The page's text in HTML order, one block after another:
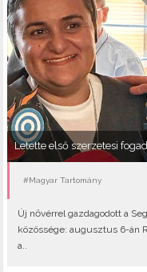
Letette első szerzetesi
#Magyar Tartomány
Új nővérrel gazdagodott a
közössége: augusztus 6-án
a..